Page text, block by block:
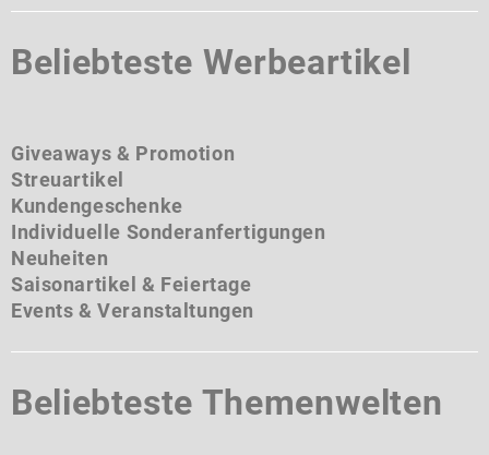
Beliebteste Werbeartikel
Giveaways & Promotion
Streuartikel
Kundengeschenke
Individuelle Sonderanfertigungen
Neuheiten
Saisonartikel & Feiertage
Events & Veranstaltungen
Beliebteste Themenwelten